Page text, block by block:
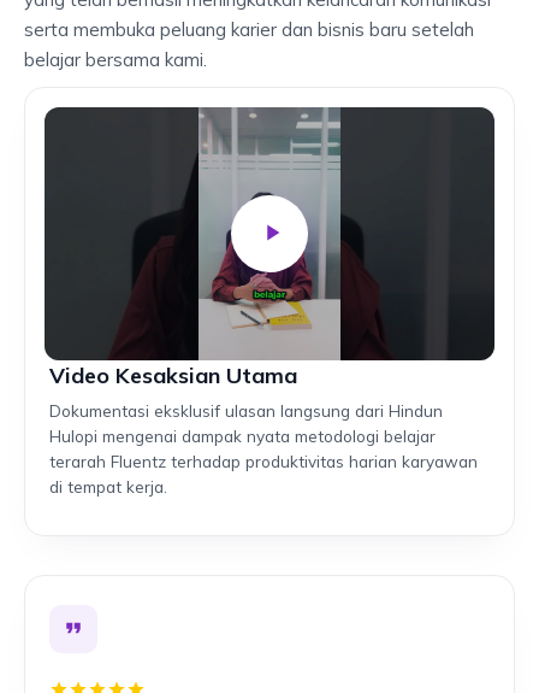
serta membuka peluang karier dan bisnis baru setelah
belajar bersama kami.
Video Kesaksian Utama
Dokumentasi eksklusif ulasan langsung dari Hindun
Hulopi mengenai dampak nyata metodologi belajar
terarah Fluentz terhadap produktivitas harian karyawan
di tempat kerja.